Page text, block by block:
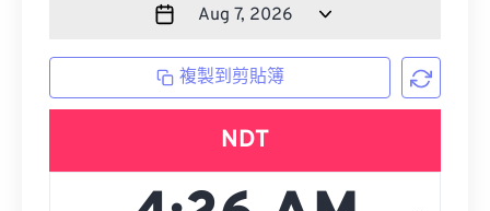
複製到剪貼簿
NDT